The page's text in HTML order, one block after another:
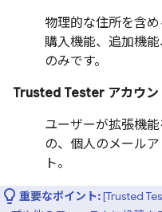
物理的な住所を含
購入機能、追加機
のみです。
Trusted Tester アカウン
ユーザーが拡張機
の、個人のメール
ト。
重要なポイント:[Trusted